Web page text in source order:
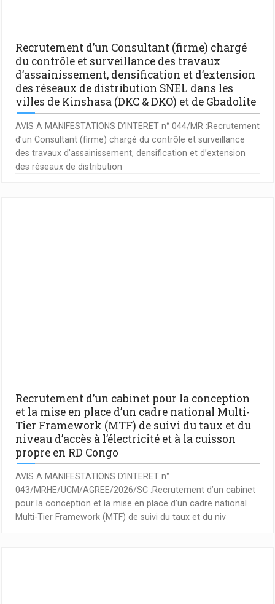
Recrutement d’un Consultant (firme) chargé
du contrôle et surveillance des travaux
d’assainissement, densification et d’extension
des réseaux de distribution SNEL dans les
villes de Kinshasa (DKC & DKO) et de Gbadolite
AVIS A MANIFESTATIONS D’INTERET n° 044/MR :Recrutement
d’un Consultant (firme) chargé du contrôle et surveillance
des travaux d’assainissement, densification et d’extension
des réseaux de distribution
Recrutement d’un cabinet pour la conception
et la mise en place d’un cadre national Multi-
Tier Framework (MTF) de suivi du taux et du
niveau d’accès à l’électricité et à la cuisson
propre en RD Congo
AVIS A MANIFESTATIONS D’INTERET n°
043/MRHE/UCM/AGREE/2026/SC :Recrutement d’un cabinet
pour la conception et la mise en place d’un cadre national
Multi-Tier Framework (MTF) de suivi du taux et du niv